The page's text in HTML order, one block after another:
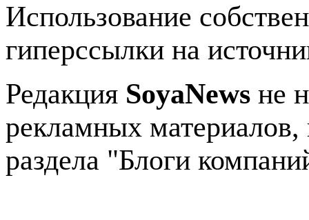
Использование
гиперссылки на
Редакция SoyaNews не
рекламных
раздела "Блоги